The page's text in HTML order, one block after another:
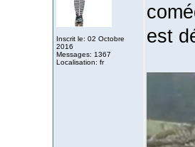
Inscrit le: 02 Octobre
2016
Messages: 1367
Localisation: fr
est